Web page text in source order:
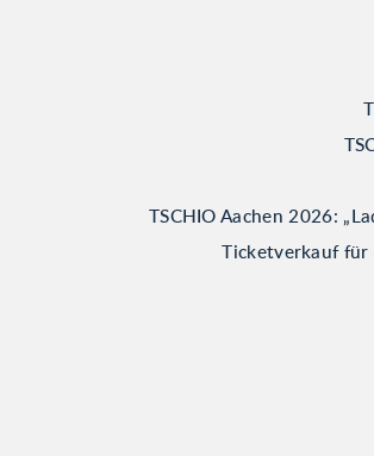
TSCHIO Aachen 2026:
Ticketverkauf für